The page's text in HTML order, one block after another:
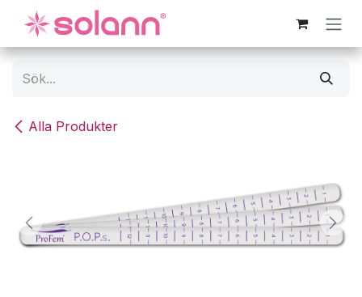
Hoppa till innehåll
Alla Produkter